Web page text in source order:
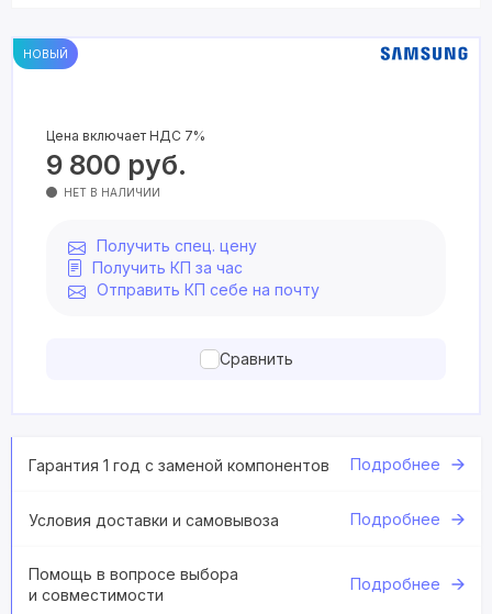
НОВЫЙ
Цена включает НДС 7%
9 800 руб.
НЕТ В НАЛИЧИИ
Получить спец. цену
Получить КП за час
Отправить КП себе на почту
Сравнить
Гарантия 1 год с заменой компонентов Подробнее
Условия доставки и самовывоза Подробнее
Помощь в вопросе выбора
и совместимости
Подробнее